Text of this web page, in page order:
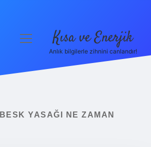
menüyü
Kısa ve Enerjik
Anlık bilgilerle zihnini canlandır!
YASAĞI NE ZAMAN